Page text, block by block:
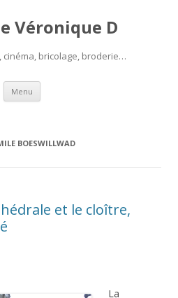
Véronique D
cinéma, bricolage, broderie…
Menu Aller
contenu
BOESWILLWAD
et le cloître,
La